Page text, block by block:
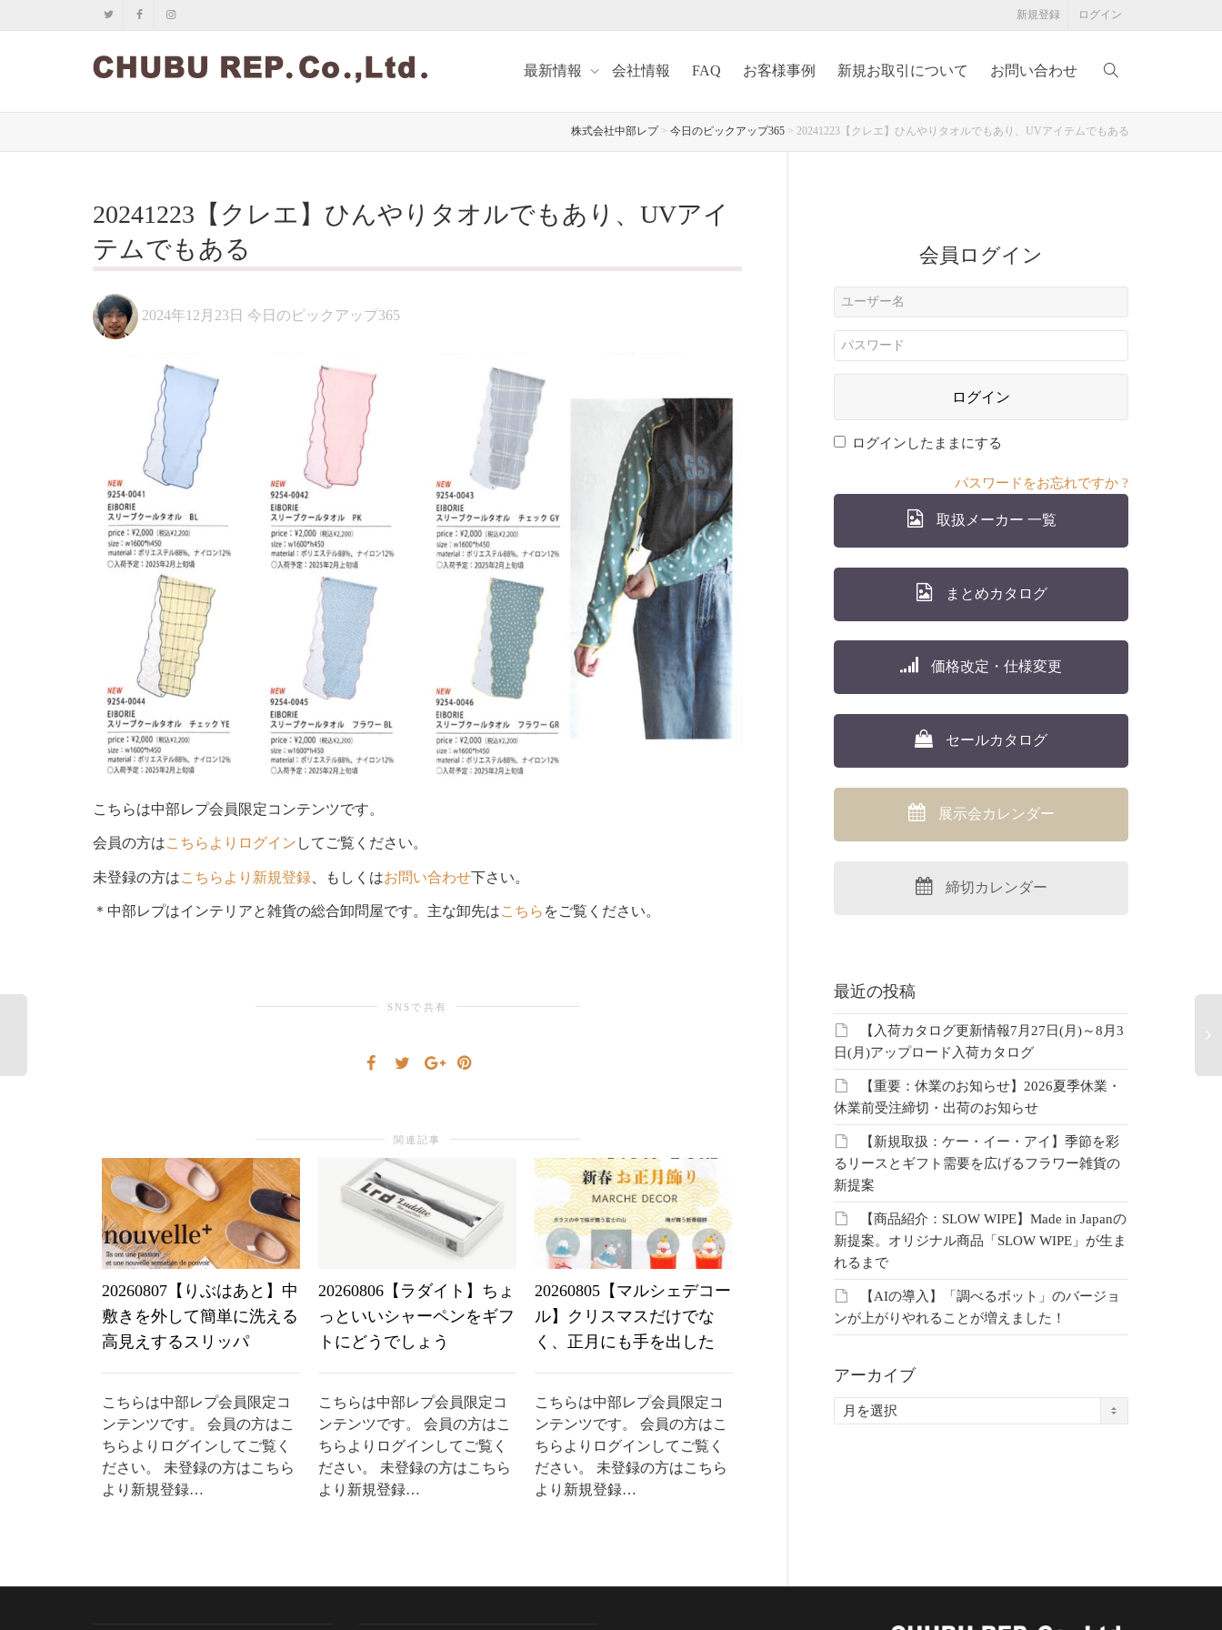
新規登録 ログイン
最新情報 会社情報 FAQ お客様事例 新規お取引について お問い合わせ
株式会社中部レプ> 今日のピックアップ365 > 20241223【クレエ】ひんやりタオルでもあり、UVアイテムでもある
20241223【クレエ】ひんやりタオルでもあり、UVアイ
テムでもある
2024年12月23日 今日のピックアップ365
こちらは中部レプ会員限定コンテンツです。
会員の方はこちらよりログイン してご覧ください。
未登録の方はこちらより新規登録 、もしくはお問い合わせ下さい。
＊中部レプはインテリアと雑貨の総合卸問屋です。主な卸先はこちら をご覧ください。
SNSで共有
関連記事
20260807【りぶはあと】中
敷きを外して簡単に洗える
高見えするスリッパ
こちらは中部レプ会員限定コ
ンテンツです。 会員の方はこ
ちらよりログインしてご覧く
ださい。 未登録の方はこちら
より新規登録…
20260806【ラダイト】ちょ
っといいシャーペンをギフ
トにどうでしょう
こちらは中部レプ会員限定コ
ンテンツです。 会員の方はこ
ちらよりログインしてご覧く
ださい。 未登録の方はこちら
より新規登録…
20260805【マルシェデコー
ル】クリスマスだけでな
く、正月にも手を出した
こちらは中部レプ会員限定コ
ンテンツです。 会員の方はこ
ちらよりログインしてご覧く
ださい。 未登録の方はこちら
より新規登録…
20260804【テラモト】ザル
なんかも一緒にゴシゴシし
こちらは中部レプ会員限定コ
ンテンツです。 会員の方はこ
20260803【アテックス】骨
盤を立てることが全ての始
こちらは中部レプ会員限定コ
ンテンツです。 会員の方はこ
会員ログイン
ログイン
ログインしたままにする
パスワードをお忘れですか ?
取扱メーカー 一覧
まとめカタログ
価格改定・仕様変更
セールカタログ
展示会カレンダー
締切カレンダー
最近の投稿
【入荷カタログ更新情報7月27日(月)～8月3
日(月)アップロード入荷カタログ
【重要：休業のお知らせ】2026夏季休業・
休業前受注締切・出荷のお知らせ
【新規取扱：ケー・イー・アイ】季節を彩
るリースとギフト需要を広げるフラワー雑貨の
新提案
【商品紹介：SLOW WIPE】Made in Japanの
新提案。オリジナル商品「SLOW WIPE」が生ま
れるまで
【AIの導入】「調べるボット」のバージョ
ンが上がりやれることが増えました！
アーカイブ
ア